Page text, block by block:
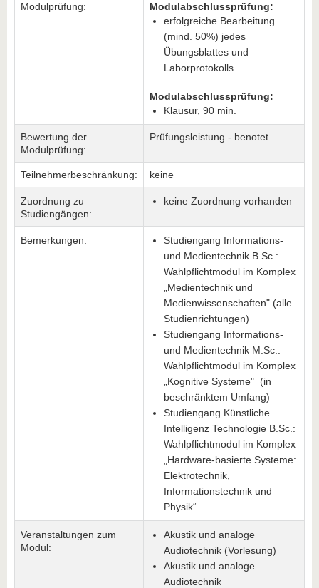
Modulprüfung:
Modulabschlussprüfung:
erfolgreiche Bearbeitung
(mind. 50%) jedes
Übungsblattes und
Laborprotokolls
Modulabschlussprüfung:
Klausur, 90 min.
Bewertung der
Modulprüfung:
Prüfungsleistung - benotet
Teilnehmerbeschränkung: keine
Zuordnung zu
Studiengängen:
keine Zuordnung vorhanden
Bemerkungen:
Studiengang Informations-
und Medientechnik B.Sc.:
Wahlpflichtmodul im Komplex
„Medientechnik und
Medienwissenschaften" (alle
Studienrichtungen)
Studiengang Informations-
und Medientechnik M.Sc.:
Wahlpflichtmodul im Komplex
„Kognitive Systeme" (in
beschränktem Umfang)
Studiengang Künstliche
Intelligenz Technologie B.Sc.:
Wahlpflichtmodul im Komplex
„Hardware-basierte Systeme:
Elektrotechnik,
Informationstechnik und
Physik“
Veranstaltungen zum
Modul:
Akustik und analoge
Audiotechnik (Vorlesung)
Akustik und analoge
Audiotechnik